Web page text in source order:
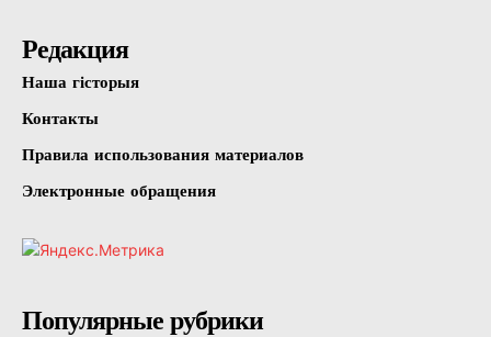
Редакция
Наша гісторыя
Контакты
Правила использования материалов
Электронные обращения
Популярные рубрики